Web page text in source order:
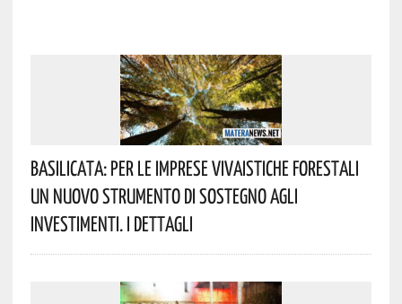
Basilicata: Per Le Imprese Vivaistiche Forestali
Un Nuovo Strumento Di Sostegno Agli
Investimenti. I Dettagli